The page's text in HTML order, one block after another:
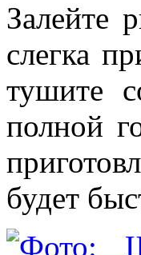
Залейте
слегка
тушите
полной
будет